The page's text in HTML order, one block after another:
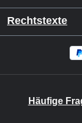
Rechtstexte
Häufige